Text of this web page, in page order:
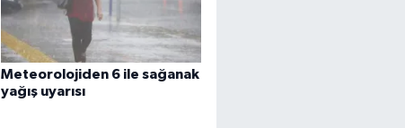
Meteorolojiden 6 ile sağanak
yağış uyarısı